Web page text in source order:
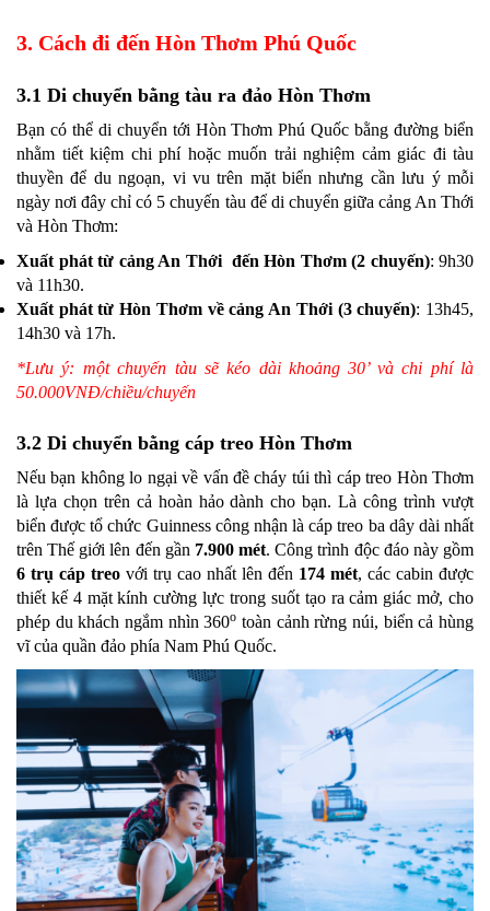
3. Cách đi đến Hòn Thơm Phú Quốc
3.1 Di chuyển bằng tàu ra đảo Hòn Thơm
Bạn có thể di chuyển tới Hòn Thơm Phú Quốc bằng đường biển
nhằm tiết kiệm chi phí hoặc muốn trải nghiệm cảm giác đi tàu
thuyền để du ngoạn, vi vu trên mặt biển nhưng cần lưu ý mỗi
ngày nơi đây chỉ có 5 chuyến tàu để di chuyển giữa cảng An Thới
và Hòn Thơm:
Xuất phát từ cảng An Thới đến Hòn Thơm (2 chuyến): 9h30
và 11h30.
Xuất phát từ Hòn Thơm về cảng An Thới (3 chuyến): 13h45,
14h30 và 17h.
*Lưu ý: một chuyến tàu sẽ kéo dài khoảng 30’ và chi phí là
50.000VNĐ/chiều/chuyến
3.2 Di chuyển bằng cáp treo Hòn Thơm
Nếu bạn không lo ngại về vấn đề cháy túi thì cáp treo Hòn Thơm
là lựa chọn trên cả hoàn hảo dành cho bạn. Là công trình vượt
biển được tổ chức Guinness công nhận là cáp treo ba dây dài nhất
trên Thế giới lên đến gần 7.900 mét. Công trình độc đáo này gồm
6 trụ cáp treo với trụ cao nhất lên đến 174 mét, các cabin được
thiết kế 4 mặt kính cường lực trong suốt tạo ra cảm giác mở, cho
phép du khách ngắm nhìn 360o toàn cảnh rừng núi, biển cả hùng
vĩ của quần đảo phía Nam Phú Quốc.